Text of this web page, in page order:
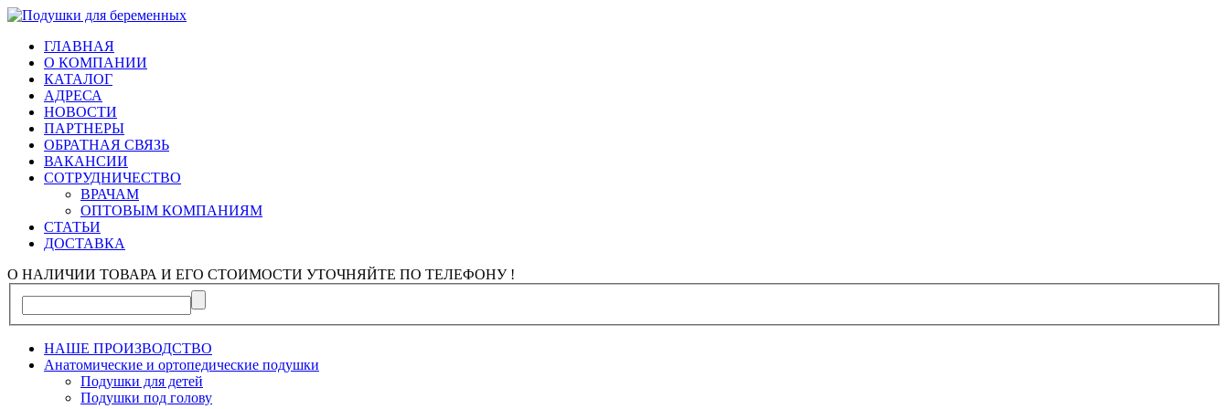
ГЛАВНАЯ
О КОМПАНИИ
КАТАЛОГ
АДРЕСА
НОВОСТИ
ПАРТНЕРЫ
ОБРАТНАЯ СВЯЗЬ
ВАКАНСИИ
СОТРУДНИЧЕСТВО
ВРАЧАМ
ОПТОВЫМ КОМПАНИЯМ
СТАТЬИ
ДОСТАВКА
О НАЛИЧИИ ТОВАРА И ЕГО СТОИМОСТИ УТОЧНЯЙТЕ ПО ТЕЛЕФОНУ !
НАШЕ ПРОИЗВОДСТВО
Анатомические и ортопедические подушки
Подушки для детей
Подушки под голову